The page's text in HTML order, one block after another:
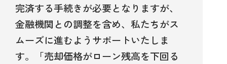
完済する手続きが必要となりますが、
金融機関との調整を含め、私たちがス
ムーズに進むようサポートいたしま
す。「売却価格がローン残高を下回る